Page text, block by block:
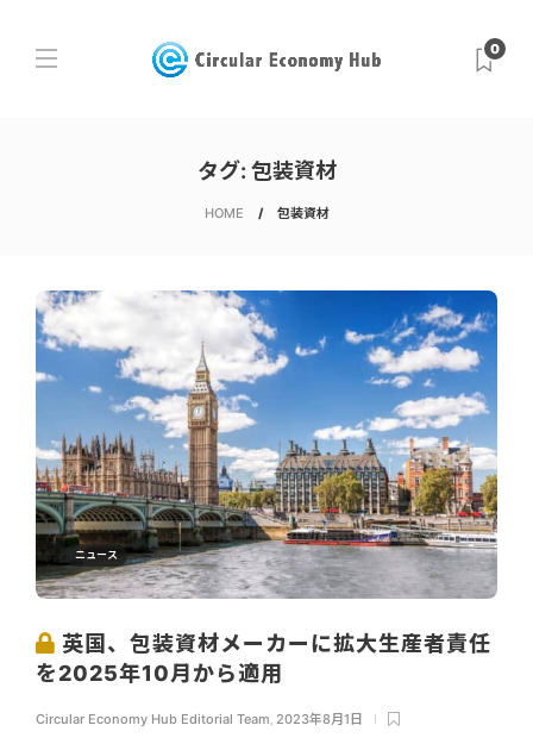
0
タグ: 包装資材
HOME 包装資材
ニュース
英国、包装資材メーカーに拡大生産者責任
を2025年10月から適用
Circular Economy Hub Editorial Team 2023年8月1日